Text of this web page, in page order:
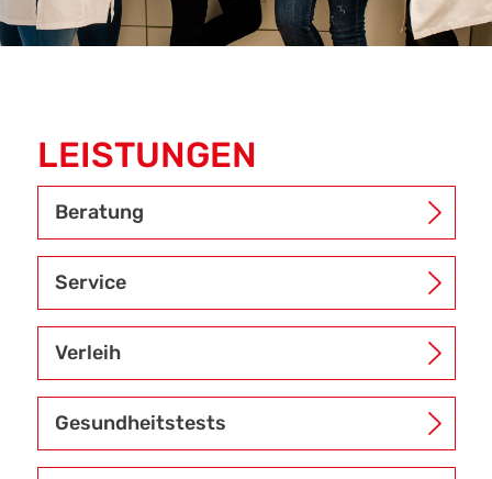
LEISTUNGEN
Beratung
Service
Verleih
Gesundheitstests